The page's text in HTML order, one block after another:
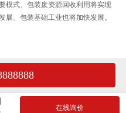
模式、包装废资源回收利用将实现
展、包装基础工业也将加快发展。
在线询价